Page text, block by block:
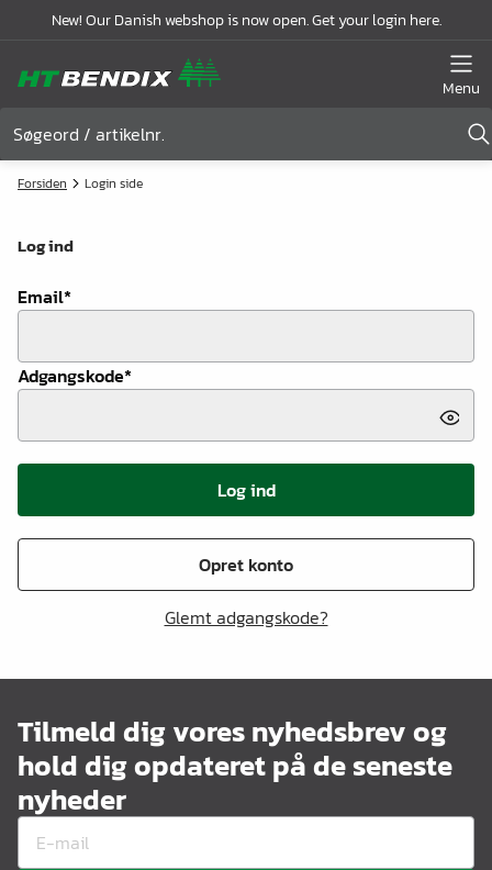
New! Our Danish webshop is now open. Get your login here.
Menu
Forsiden Login side
Log ind
Email*
Adgangskode*
Log ind
Opret konto
Glemt adgangskode?
Tilmeld dig vores nyhedsbrev og
hold dig opdateret på de seneste
nyheder